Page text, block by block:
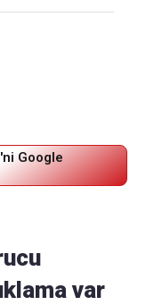
Google
var